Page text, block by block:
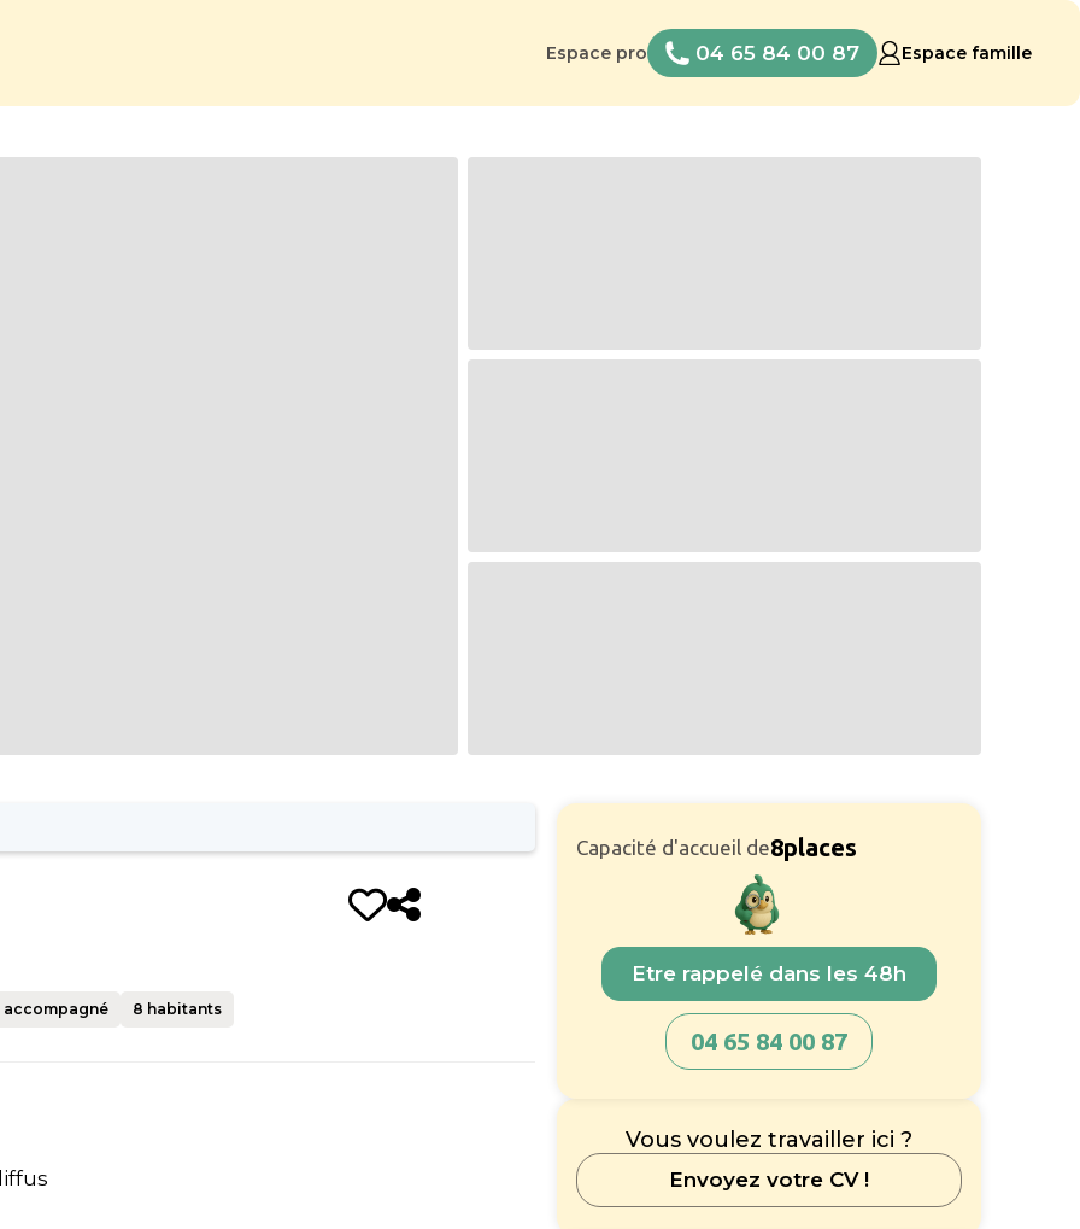
Espace pro 04 65 84 00 87 Espace famille
accompagné 8 habitants
Capacité d'accueil de8places
Etre rappelé dans les 48h
04 65 84 00 87
Vous voulez travailler ici ?
Envoyez votre CV !